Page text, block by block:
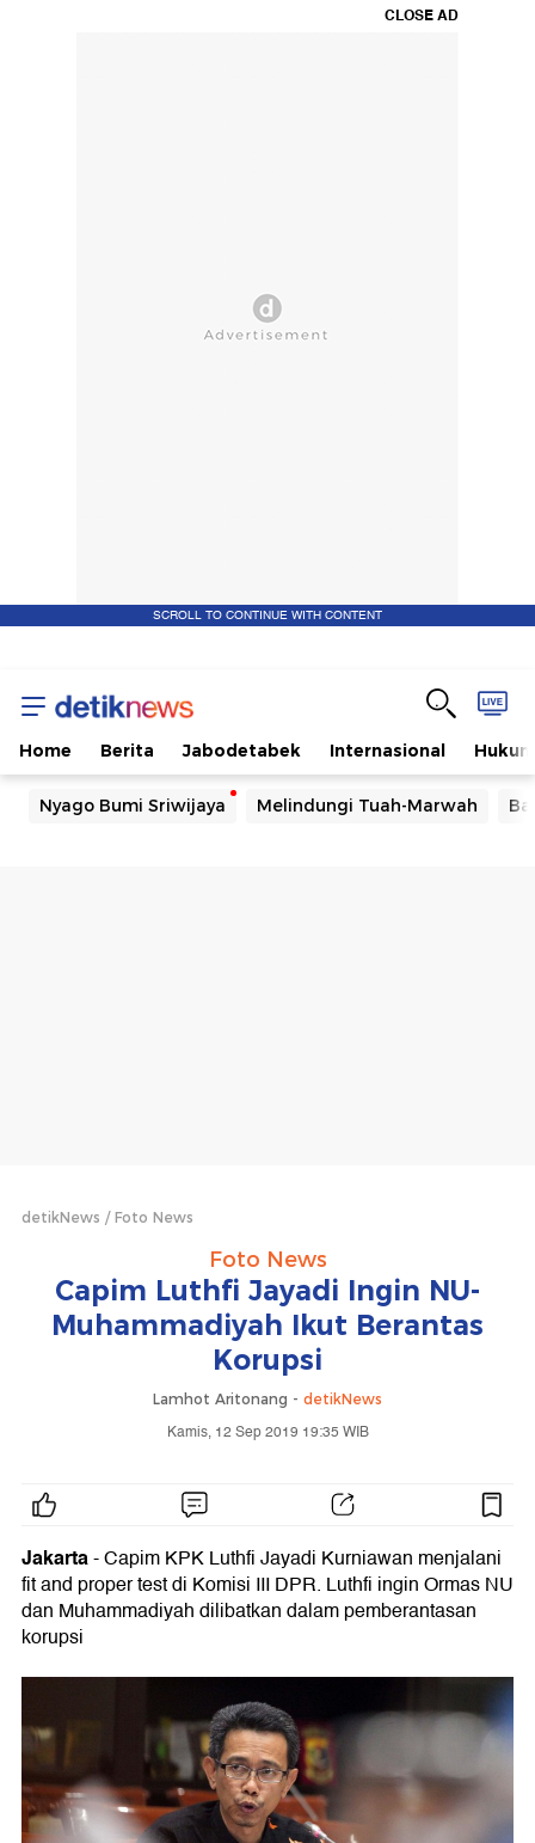
CLOSE AD
SCROLL TO CONTINUE WITH CONTENT
Home Berita Jabodetabek Internasional Hukum
Nyago Bumi Sriwijaya Melindungi Tuah-Marwah
detikNews Foto News
Foto News
Capim Luthfi Jayadi Ingin NU-
Muhammadiyah Ikut Berantas
Korupsi
Lamhot Aritonang - detikNews
Kamis, 12 Sep 2019 19:35 WIB
Jakarta- Capim KPK Luthfi Jayadi Kurniawan menjalani
fit and proper test di Komisi III DPR. Luthfi ingin Ormas NU
dan Muhammadiyah dilibatkan dalam pemberantasan
korupsi